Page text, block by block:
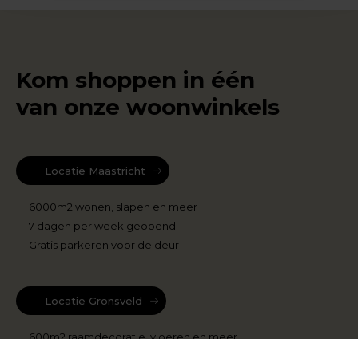
Kom shoppen in één
van onze woonwinkels
Locatie Maastricht
6000m2 wonen, slapen en meer
7 dagen per week geopend
Gratis parkeren voor de deur
Locatie Gronsveld
600m2 raamdecoratie, vloeren en meer